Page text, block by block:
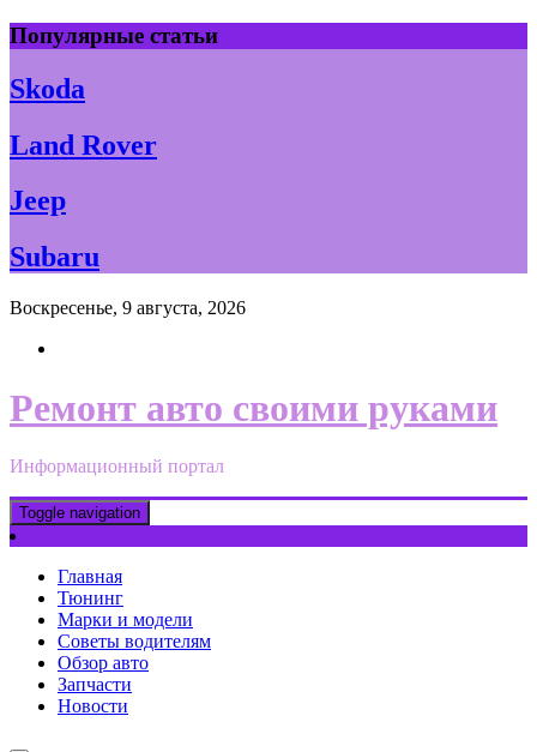
Skip
to
content
Популярные статьи
Skoda
Land Rover
Jeep
Subaru
Воскресенье, 9 августа, 2026
Ремонт авто своими руками
Информационный портал
Toggle navigation
Главная
Тюнинг
Марки и модели
Советы водителям
Обзор авто
Запчасти
Новости